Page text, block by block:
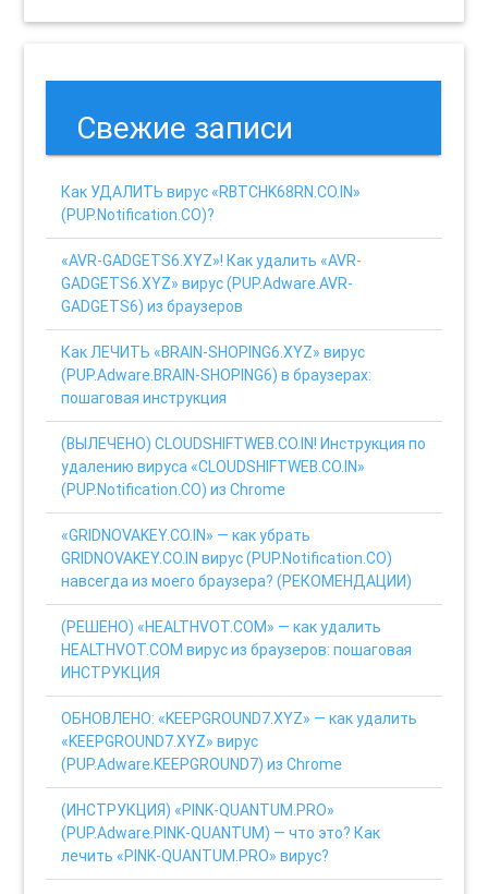
Свежие записи
Как УДАЛИТЬ вирус «RBTCHK68RN.CO.IN»
(PUP.Notification.CO)?
«AVR-GADGETS6.XYZ»! Как удалить «AVR-
GADGETS6.XYZ» вирус (PUP.Adware.AVR-
GADGETS6) из браузеров
Как ЛЕЧИТЬ «BRAIN-SHOPING6.XYZ» вирус
(PUP.Adware.BRAIN-SHOPING6) в браузерах:
пошаговая инструкция
(ВЫЛЕЧЕНО) CLOUDSHIFTWEB.CO.IN! Инструкция по
удалению вируса «CLOUDSHIFTWEB.CO.IN»
(PUP.Notification.CO) из Chrome
«GRIDNOVAKEY.CO.IN» — как убрать
GRIDNOVAKEY.CO.IN вирус (PUP.Notification.CO)
навсегда из моего браузера? (РЕКОМЕНДАЦИИ)
(РЕШЕНО) «HEALTHVOT.COM» — как удалить
HEALTHVOT.COM вирус из браузеров: пошаговая
ИНСТРУКЦИЯ
ОБНОВЛЕНО: «KEEPGROUND7.XYZ» — как удалить
«KEEPGROUND7.XYZ» вирус
(PUP.Adware.KEEPGROUND7) из Chrome
(ИНСТРУКЦИЯ) «PINK-QUANTUM.PRO»
(PUP.Adware.PINK-QUANTUM) — что это? Как
лечить «PINK-QUANTUM.PRO» вирус?